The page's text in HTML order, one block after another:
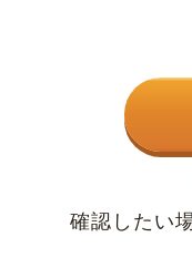
確認したい